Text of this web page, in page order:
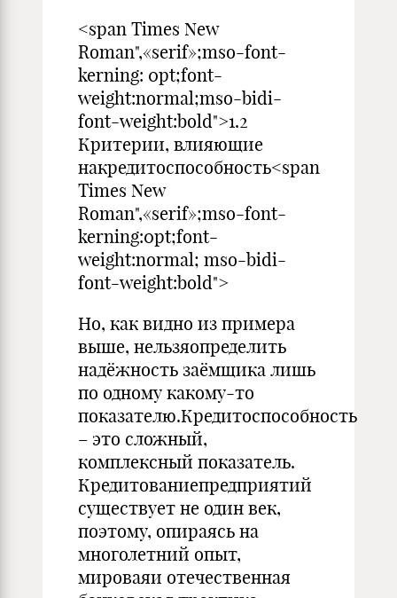
<span Times New
Roman",«serif»;mso-font-
kerning: 0pt;font-
weight:normal;mso-bidi-
font-weight:bold">1.2
Критерии, влияющие
накредитоспособность<span
Times New
Roman",«serif»;mso-font-
kerning:0pt;font-
weight:normal; mso-bidi-
font-weight:bold">
Но, как видно из примера
выше, нельзяопределить
надёжность заёмщика лишь
по одному какому-то
показателю.Кредитоспособность
– это сложный,
комплексный показатель.
Кредитованиепредприятий
существует не один век,
поэтому, опираясь на
многолетний опыт,
мироваяи отечественная